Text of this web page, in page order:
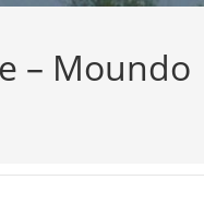
– Moundo